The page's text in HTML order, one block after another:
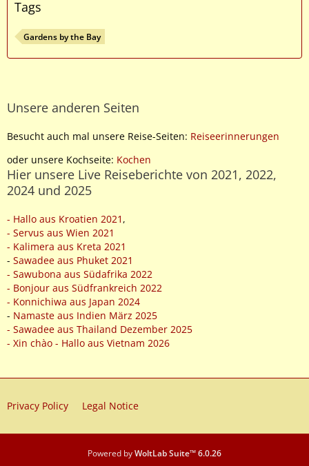
Tags
Gardens by the Bay
Unsere anderen Seiten
Besucht auch mal unsere Reise-Seiten: Reiseerinnerungen
oder unsere Kochseite: Kochen
Hier unsere Live Reiseberichte von 2021, 2022,
2024 und 2025
- Hallo aus Kroatien 2021 ,
- Servus aus Wien 2021
- Kalimera aus Kreta 2021
- Sawadee aus Phuket 2021
- Sawubona aus Südafrika 2022
- Bonjour aus Südfrankreich 2022
- Konnichiwa aus Japan 2024
- Namaste aus Indien März 2025
- Sawadee aus Thailand Dezember 2025
- Xin chào - Hallo aus Vietnam 2026
Privacy Policy Legal Notice
Powered byWoltLab Suite™ 6.0.26